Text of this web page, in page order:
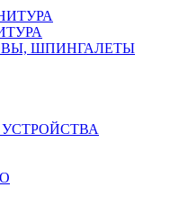
ШПИНГАЛЕТЫ